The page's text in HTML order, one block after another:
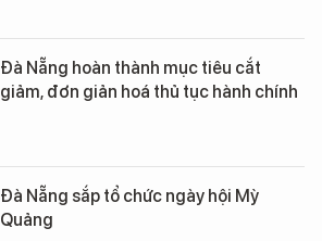
Đà Nẵng hoàn thành mục tiêu cắt
giảm, đơn giản hoá thủ tục hành chính
Đà Nẵng sắp tổ chức ngày hội Mỳ
Quảng